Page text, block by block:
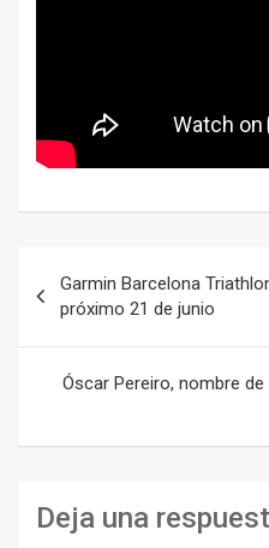
de
entradas
Garmin Barcelona
próximo 21 de junio
Óscar Pereiro, nombre
Deja una